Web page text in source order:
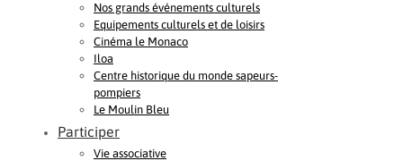
Nos grands événements culturels
Equipements culturels et de loisirs
Cinéma le Monaco
Iloa
Centre historique du monde sapeurs-
pompiers
Le Moulin Bleu
Participer
Vie associative